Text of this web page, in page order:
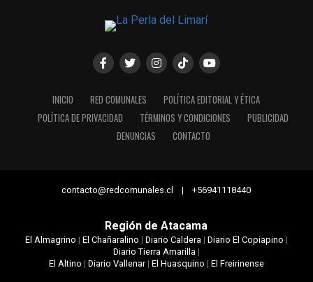
INICIO RED COMUNALES
POLÍTICA EDITORIAL Y ÉTICA
POLÍTICA DE PRIVACIDAD
TÉRMINOS Y CONDICIONES
PUBLICIDAD
DENUNCIAS
CONTACTO
contacto@redcomunales.cl | +56941118440
Región de Atacama
El Almagrino | El Chañaralino | Diario Caldera | Diario El Copiapino |
Diario Tierra Amarilla |
El Altino | Diario Vallenar| El Huasquino | El Freirinense